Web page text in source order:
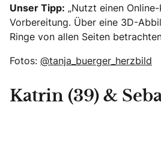
Unser Tipp: „Nutzt einen
Vorbereitung. Über eine 3D-
Ringe von allen Seiten
Fotos: @tanja_buerger_herzbild
Katrin (39) &